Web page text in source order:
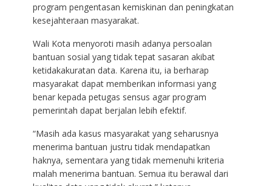
program pengentasan kemiskinan dan peningkatan
kesejahteraan masyarakat.
Wali Kota menyoroti masih adanya persoalan
bantuan sosial yang tidak tepat sasaran akibat
ketidakakuratan data. Karena itu, ia berharap
masyarakat dapat memberikan informasi yang
benar kepada petugas sensus agar program
pemerintah dapat berjalan lebih efektif.
“Masih ada kasus masyarakat yang seharusnya
menerima bantuan justru tidak mendapatkan
haknya, sementara yang tidak memenuhi kriteria
malah menerima bantuan. Semua itu berawal dari